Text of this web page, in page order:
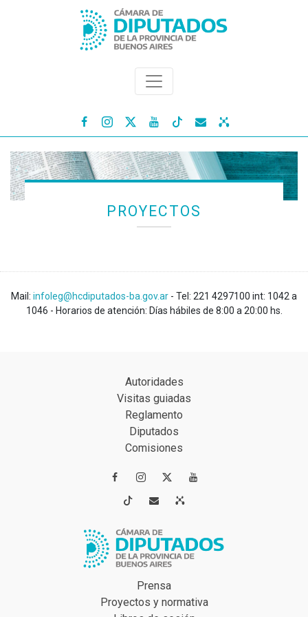
   
PROYECTOS
Mail: infoleg@hcdiputados-ba.gov.ar - Tel: 221 4297100 int: 1042 a
1046 - Horarios de atención: Días hábiles de 8:00 a 20:00 hs.
Autoridades
Visitas guiadas
Reglamento
Diputados
Comisiones
 
 
Prensa
Proyectos y normativa